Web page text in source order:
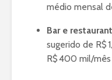
médio mensal
Bar e
sugerido de R$
R$ 400 mil/mês